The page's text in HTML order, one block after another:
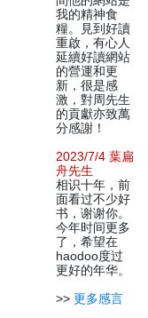
我的精神食
糧。見到好讀
重啟，有心人
延續好讀網站
的營運和更
新，很是感
激，對周先生
的貢獻亦致萬
分感謝！
2023/7/4 葉扁
舟先生
相识十年，前
面看过不少好
书，谢谢你。
今年时间更多
了，希望在
haodoo度过
更好的年华。
>> 更多感言